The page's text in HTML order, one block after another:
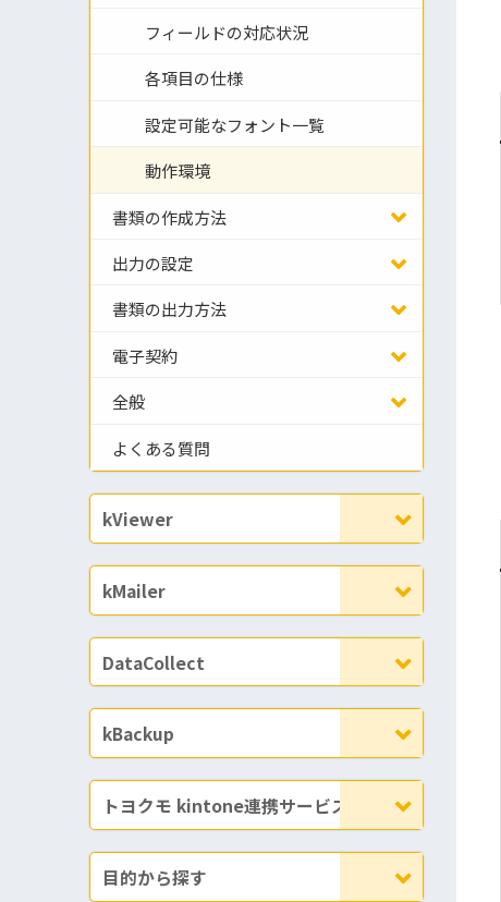
フィールドの対応状況
各項目の仕様
設定可能なフォント一覧
動作環境
書類の作成方法
出力の設定
書類の出力方法
電子契約
全般
よくある質問
kViewer
kMailer
DataCollect
kBackup
トヨクモ kintone連携サービス
目的から探す